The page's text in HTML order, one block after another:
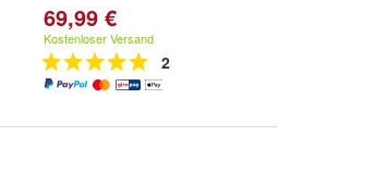
69,99 €
Kostenloser Versand
2